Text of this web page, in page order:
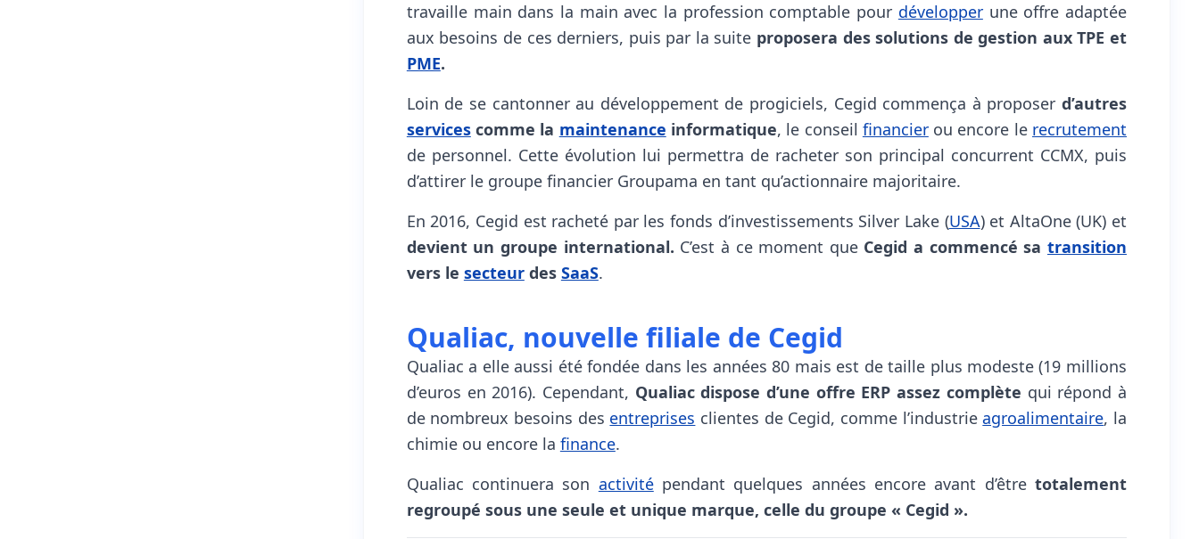
travaille main dans la main avec la profession comptable pour développerune offre adaptée
aux besoins de ces derniers, puis par la suite proposera des solutions de gestion aux TPE et
PME.
Loin de se cantonner au développement de progiciels, Cegid commença à proposer d’autres
servicescomme la maintenance informatique, le conseil financierou encore le recrutement
de personnel. Cette évolution lui permettra de racheter son principal concurrent CCMX, puis
d’attirer le groupe financier Groupama en tant qu’actionnaire majoritaire.
En 2016, Cegid est racheté par les fonds d’investissements Silver Lake (USA) et AltaOne (UK) et
devient un groupe international. C’est à ce moment que Cegid a commencé sa transition
vers le secteurdes SaaS.
Qualiac, nouvelle filiale de Cegid
Qualiac a elle aussi été fondée dans les années 80 mais est de taille plus modeste (19 millions
d’euros en 2016). Cependant, Qualiac dispose d’une offre ERP assez complète qui répond à
de nombreux besoins des entreprises clientes de Cegid, comme l’industrieagroalimentaire, la
chimie ou encore la finance.
Qualiac continuera son activitépendant quelques années encore avant d’être totalement
regroupé sous une seule et unique marque, celle du groupe « Cegid ».